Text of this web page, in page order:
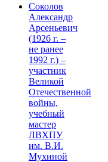
Соколов
Александр
Арсеньевич
(1926 г. –
не ранее
1992 г.) –
участник
Великой
Отечественной
войны,
учебный
мастер
ЛВХПУ
им. В.И.
Мухиной